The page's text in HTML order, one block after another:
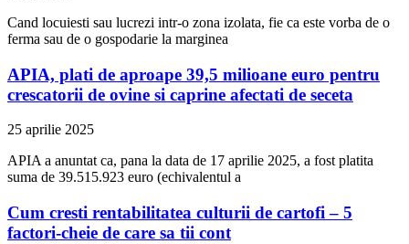
Cand locuiesti sau lucrezi intr-o zona izolata, fie ca este vorba de o
ferma sau de o gospodarie la marginea
APIA, plati de aproape 39,5 milioane euro pentru
crescatorii de ovine si caprine afectati de seceta
25 aprilie 2025
APIA a anuntat ca, pana la data de 17 aprilie 2025, a fost platita
suma de 39.515.923 euro (echivalentul a
Cum cresti rentabilitatea culturii de cartofi – 5
factori-cheie de care sa tii cont